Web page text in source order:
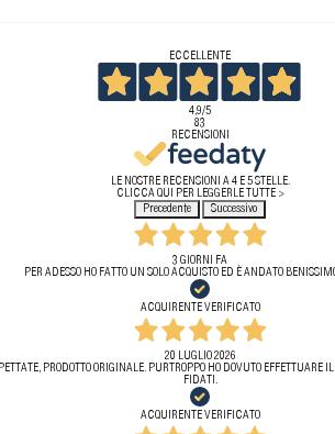
ECCELLENTE
4,9/5
83
RECENSIONI
LE NOSTRE RECENSIONI A 4 E 5 STELLE.
CLICCA QUI PER LEGGERLE TUTTE >
Precedente
Successivo
3 GIORNI FA
PER ADESSO HO FATTO UN SOLO ACQUISTO ED È ANDATO
ACQUIRENTE VERIFICATO
20 LUGLIO 2026
PRODOTTO ORIGINALE. PURTROPPO HO DOVUTO
FIDATI.
ACQUIRENTE VERIFICATO